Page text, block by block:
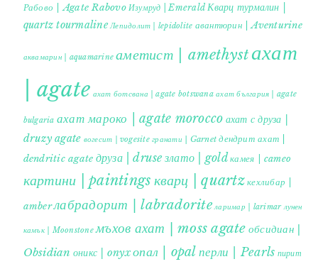
Рабово | Agate Rabovo Изумруд | Emerald Кварц турмалин |
quartz tourmaline Лепидолит | lepidolite авантюрин | Aventurine
аквамарин | aquamarine аметист | amethystахат
| agate ахат ботсвана | agate botswana ахат българия | agate
bulgaria ахат мароко | agate morocco ахат с друза |
druzy agate вогесит | vogesite гранати | Garnet дендрит ахат |
dendritic agate друза | druse злато | gold камея | cameo
картини | paintings кварц | quartzкехлибар |
amberлабрадорит | labradorite ларимар | larimar лунен
камък | Moonstone мъхов ахат | moss agate обсидиан |
Obsidian оникс | onyxопал | opal перли | Pearls пирит |